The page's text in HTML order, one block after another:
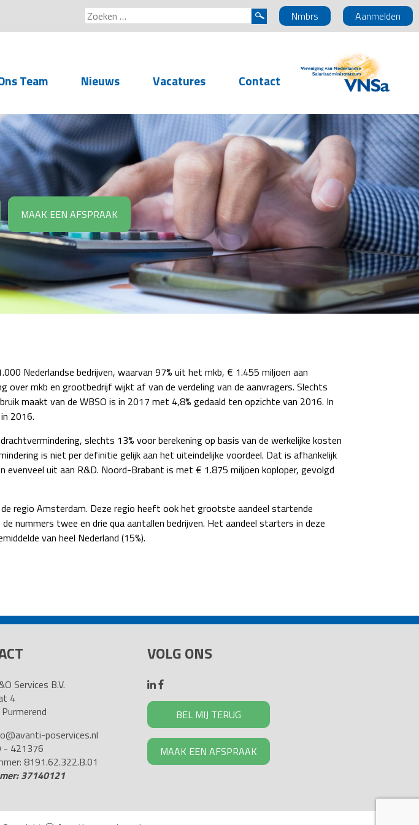
Aanmelden
Nmbrs
Zoeken
naar:
Team Nieuws Vacatures Contact
MAAK EEN AFSPRAAK
Nederlandse bedrijven, waarvan 97% uit het mkb, € 1.455 miljoen aan
over mkb en grootbedrijf wijkt af van de verdeling van de aanvragers. Slechts
maakt van de WBSO is in 2017 met 4,8% gedaald ten opzichte van 2016. In
2016.
slechts 13% voor berekening op basis van de werkelijke kosten
is niet per definitie gelijk aan het uiteindelijke voordeel. Dat is afhankelijk
evenveel uit aan R&D. Noord-Brabant is met € 1.875 miljoen koploper, gevolgd
regio Amsterdam. Deze regio heeft ook het grootste aandeel startende
nummers twee en drie qua aantallen bedrijven. Het aandeel starters in deze
van heel Nederland (15%).
Services B.V.
4
poservices.nl
- 421376
8191.62.322.B.01
37140121
VOLG ONS
BEL MIJ TERUG
MAAK EEN AFSPRAAK